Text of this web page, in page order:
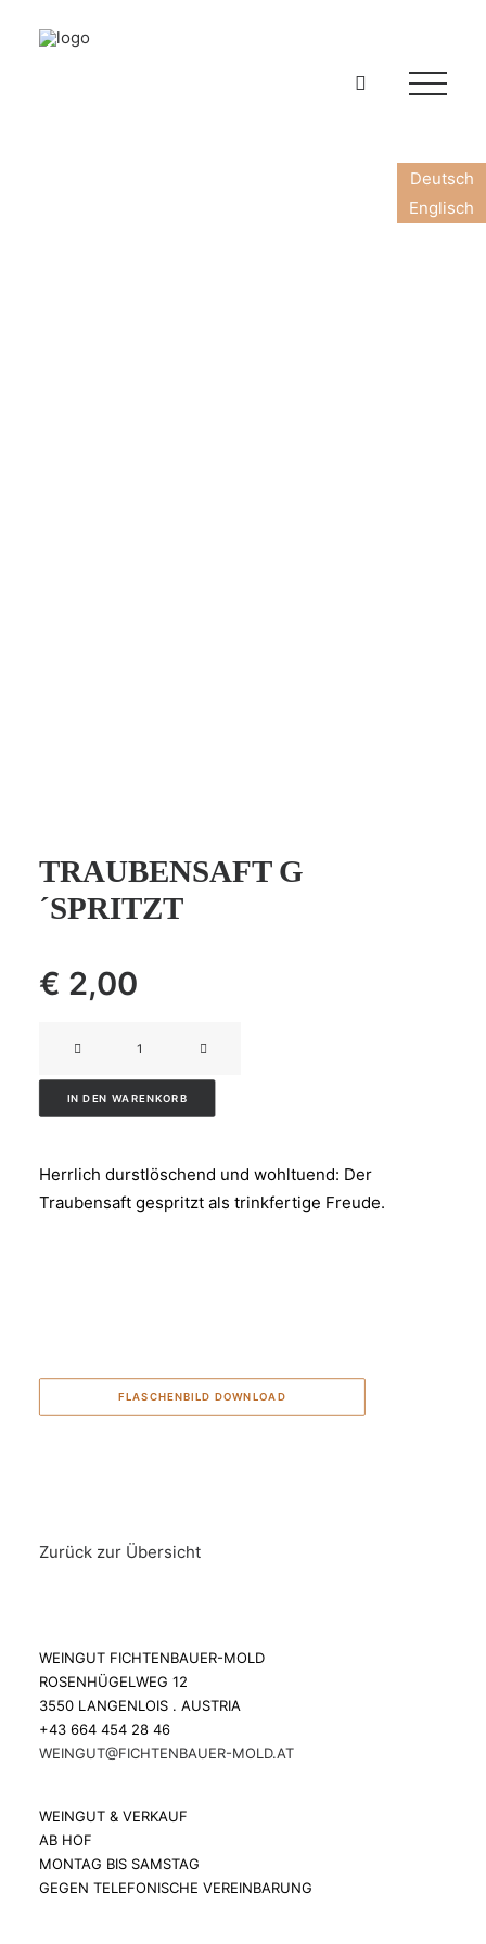
TRAUBENSAFT G
´SPRITZT
€ 2,00
´SPRITZT
Menge
IN DEN WARENKORB
Herrlich durstlöschend und wohltuend: Der
Traubensaft gespritzt als trinkfertige Freude.
FLASCHENBILD DOWNLOAD
Zurück zur Übersicht
WEINGUT FICHTENBAUER-MOLD
ROSENHÜGELWEG 12
3550 LANGENLOIS . AUSTRIA
+43 664 454 28 46
WEINGUT@FICHTENBAUER-MOLD.AT
WEINGUT & VERKAUF
AB HOF
MONTAG BIS SAMSTAG
GEGEN TELEFONISCHE VEREINBARUNG
Deutsch
Englisch